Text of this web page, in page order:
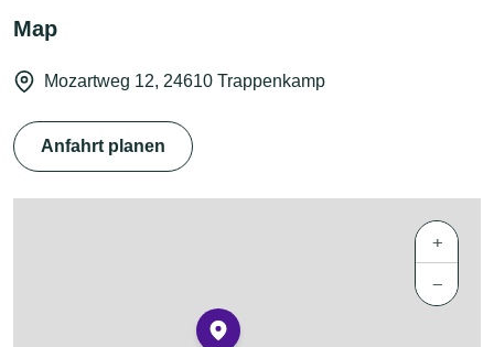
Map
Mozartweg 12, 24610 Trappenkamp
Anfahrt planen
+
−